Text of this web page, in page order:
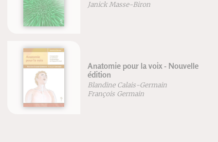
Janick Masse-Biron
Anatomie pour la voix - Nouvelle
édition
Blandine Calais-Germain
François Germain